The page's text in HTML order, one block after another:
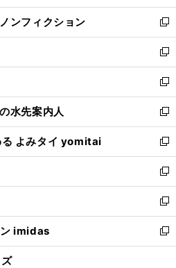
開
く
ウ
で
開
く
ン
ド
ウ
で
開
く
ウ
ィ
ン
ド
ウ
で
開
く
ンフィクション
新
し
い
ウ
ィ
ン
ド
ウ
で
開
く
新
し
い
ウ
ィ
ン
ド
ウ
で
開
く
新
し
い
ウ
ィ
ン
ド
ウ
で
開
く
水先案内人
新
し
い
ウ
ィ
ン
ド
ウ
で
開
よみタイ yomitai
新
し
い
ウ
ィ
ン
ド
ウ
新
し
い
ウ
ィ
ン
新
し
い
ウ
imidas
新
し